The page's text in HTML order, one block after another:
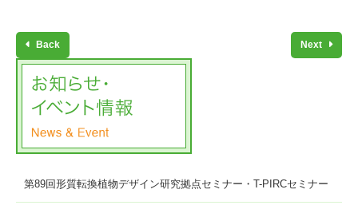
Back Next
第89回形質転換植物デザイン研究拠点セミナー・T-PIRCセミナー